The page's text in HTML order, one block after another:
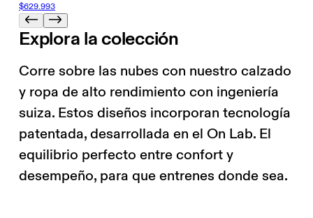
$629.993
Explora la colección
Corre sobre las nubes con nuestro calzado
y ropa de alto rendimiento con ingeniería
suiza. Estos diseños incorporan tecnología
patentada, desarrollada en el On Lab. El
equilibrio perfecto entre confort y
desempeño, para que entrenes donde sea.